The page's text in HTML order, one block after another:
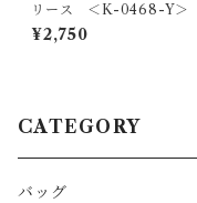
リース ＜K-0468-Y＞
¥2,750
CATEGORY
バッグ